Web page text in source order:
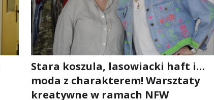
Stara koszula, lasowiacki haft i…
moda z charakterem! Warsztaty
kreatywne w ramach NFW